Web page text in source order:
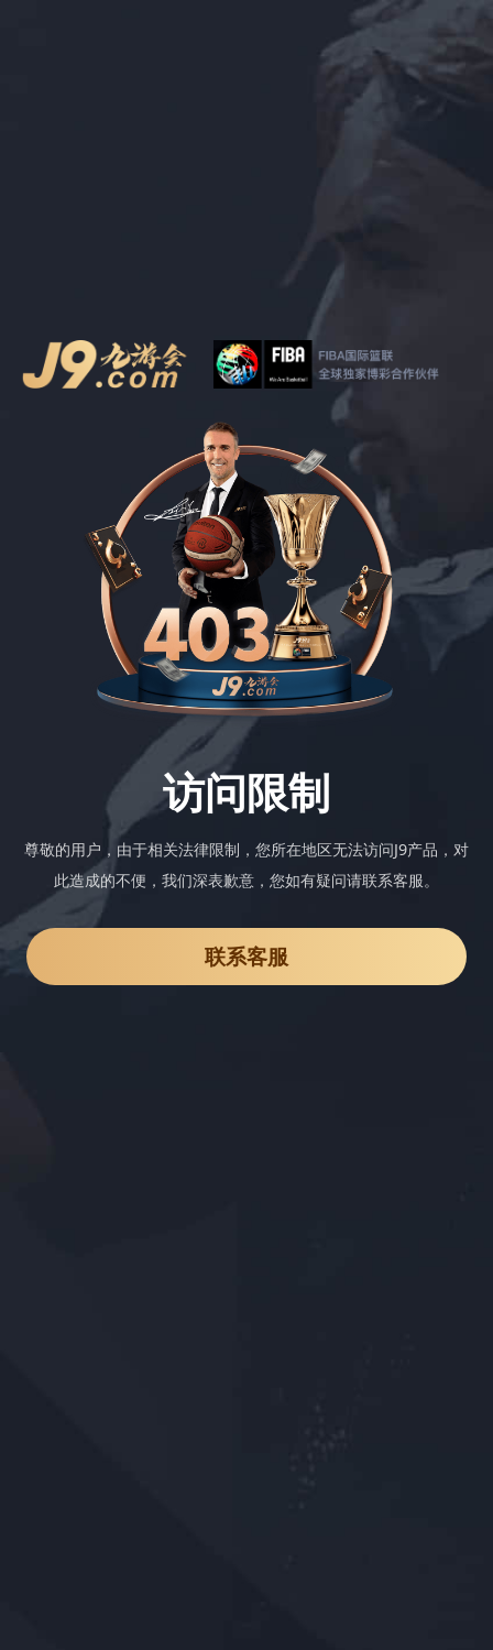
访问限制
尊敬的用户，由于相关法律限制，您所在地区无法访问J9产品，对
此造成的不便，我们深表歉意，您如有疑问请联系客服。
联系客服